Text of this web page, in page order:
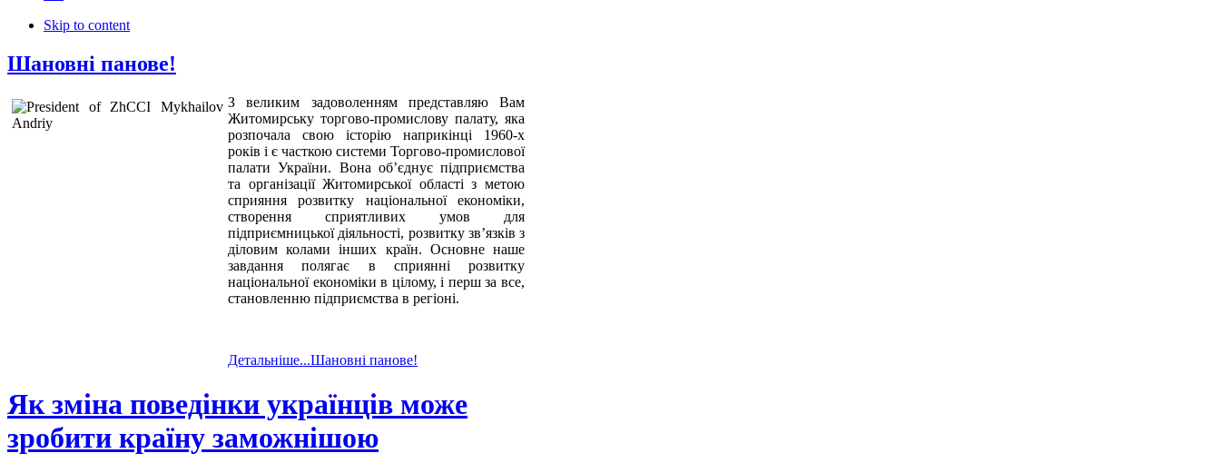
Skip to content
Шановні панове!
З великим задоволенням представляю Вам
Житомирську торгово-промислову палату, яка
розпочала свою історію наприкінці 1960-х
років і є часткою системи Торгово-промислової
палати України. Вона об’єднує підприємства
та організації Житомирської області з метою
сприяння розвитку національної економіки,
створення сприятливих умов для
підприємницької діяльності, розвитку зв’язків з
діловим колами інших країн. Основне наше
завдання полягає в сприянні розвитку
національної економіки в цілому, і перш за все,
становленню підприємства в регіоні.
Детальніше...Шановні панове!
Як зміна поведінки українців може
зробити країну заможнішою